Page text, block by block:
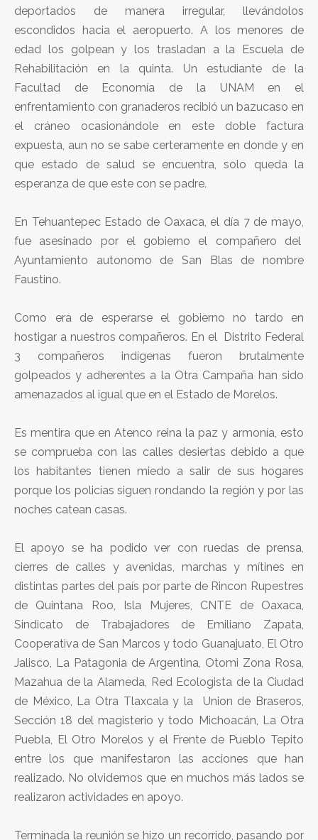
deportados de manera irregular, llevándolos
escondidos hacia el aeropuerto. A los menores de
edad los golpean y los trasladan a la Escuela de
Rehabilitación en la quinta. Un estudiante de la
Facultad de Economía de la UNAM en el
enfrentamiento con granaderos recibió un bazucaso en
el cráneo ocasionándole en este doble factura
expuesta, aun no se sabe certeramente en donde y en
que estado de salud se encuentra, solo queda la
esperanza de que este con se padre.
En Tehuantepec Estado de Oaxaca, el día 7 de mayo,
fue asesinado por el gobierno el compañero del
Ayuntamiento autonomo de San Blas de nombre
Faustino.
Como era de esperarse el gobierno no tardo en
hostigar a nuestros compañeros. En el Distrito Federal
3 compañeros indígenas fueron brutalmente
golpeados y adherentes a la Otra Campaña han sido
amenazados al igual que en el Estado de Morelos.
Es mentira que en Atenco reina la paz y armonía, esto
se comprueba con las calles desiertas debido a que
los habitantes tienen miedo a salir de sus hogares
porque los policías siguen rondando la región y por las
noches catean casas.
El apoyo se ha podido ver con ruedas de prensa,
cierres de calles y avenidas, marchas y mítines en
distintas partes del país por parte de Rincon Rupestres
de Quintana Roo, Isla Mujeres, CNTE de Oaxaca,
Sindicato de Trabajadores de Emiliano Zapata,
Cooperativa de San Marcos y todo Guanajuato, El Otro
Jalisco, La Patagonia de Argentina, Otomi Zona Rosa,
Mazahua de la Alameda, Red Ecologista de la Ciudad
de México, La Otra Tlaxcala y la Union de Braseros,
Sección 18 del magisterio y todo Michoacán, La Otra
Puebla, El Otro Morelos y el Frente de Pueblo Tepito
entre los que manifestaron las acciones que han
realizado. No olvidemos que en muchos más lados se
realizaron actividades en apoyo.
Terminada la reunión se hizo un recorrido, pasando por